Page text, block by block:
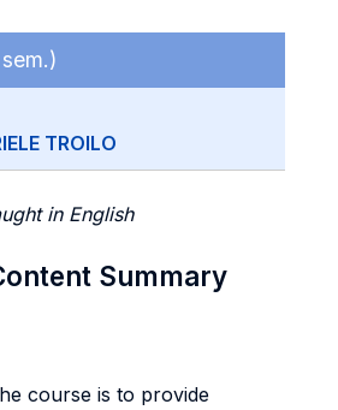
TROILO
in English
Summary
course is to provide